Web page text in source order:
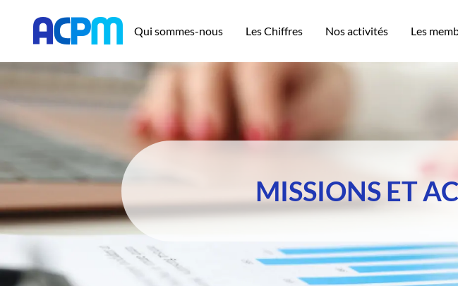
Qui sommes-nous Les Chiffres Nos activités Les
MISSIONS ET